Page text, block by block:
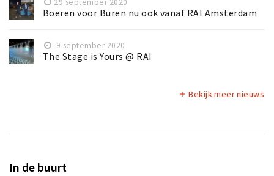
29 september 2020
Boeren voor Buren nu ook vanaf RAI Amsterdam
9 september 2020
The Stage is Yours @ RAI
add Bekijk meer nieuws
In de buurt